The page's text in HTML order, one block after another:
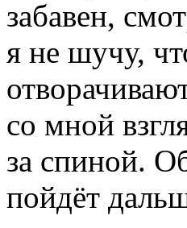
забавен,
я не шучу,
со мной
за спиной.
пойдёт